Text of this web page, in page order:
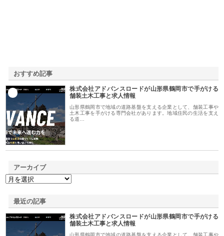
おすすめ記事
株式会社アドバンスロードが山形県鶴岡市で手がける
舗装土木工事と求人情報
山形県鶴岡市で地域の道路基盤を支える企業として、舗装工事や
土木工事を手がける専門会社があります。地域住民の生活を支え
る道…
アーカイブ
最近の記事
株式会社アドバンスロードが山形県鶴岡市で手がける
舗装土木工事と求人情報
山形県鶴岡市で地域の道路基盤を支える企業として、舗装工事や